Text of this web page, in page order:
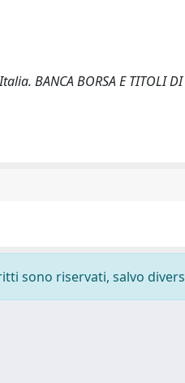
BANCA BORSA E TITOLI DI
sono riservati, salvo